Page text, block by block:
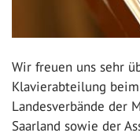
Wir freuen uns sehr
Klavierabteilung
Landesverbände der
Saarland sowie der